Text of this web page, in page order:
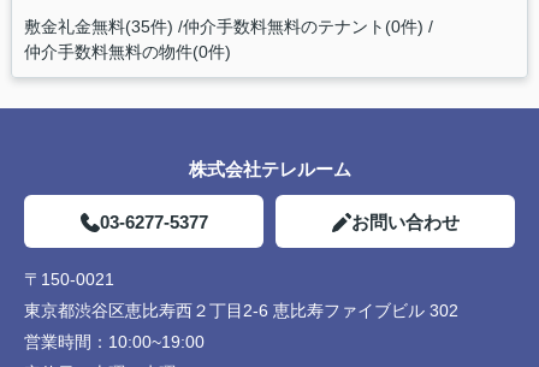
敷金礼金無料(35件) 仲介手数料無料のテナント(0件)
仲介手数料無料の物件(0件)
株式会社テレルーム
03-6277-5377 お問い合わせ
〒150-0021
東京都渋谷区恵比寿西２丁目2-6 恵比寿ファイブビル 302
営業時間： 10:00~19:00